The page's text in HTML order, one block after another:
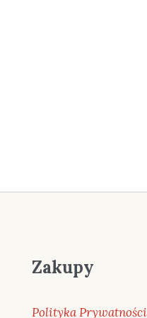
Zakupy
Polityka Prywatności